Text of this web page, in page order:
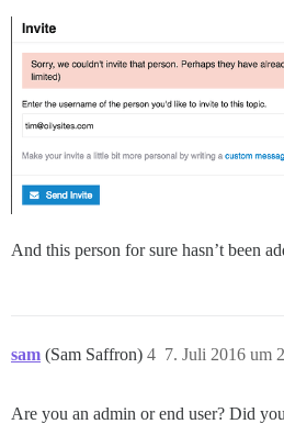
And this person for sure hasn’t been
sam (Sam Saffron) 7. Juli 2016 um
4
Are you an admin or end user? Did